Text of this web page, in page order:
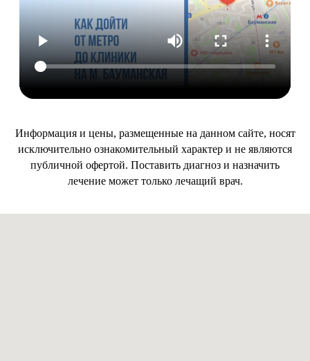
Информация и цены, размещенные на данном сайте, носят
исключительно ознакомительный характер и не являются
публичной офертой. Поставить диагноз и назначить
лечение может только лечащий врач.